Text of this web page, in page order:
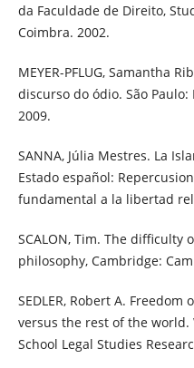
da Faculdade de Direito,
Coimbra. 2002.
MEYER-PFLUG, Samantha
discurso do ódio. São
2009.
SANNA, Júlia Mestres. La
Estado español:
fundamental a la libertad
SCALON, Tim. The difficulty
philosophy, Cambridge:
SEDLER, Robert A.
versus the rest of the world.
School Legal Studies